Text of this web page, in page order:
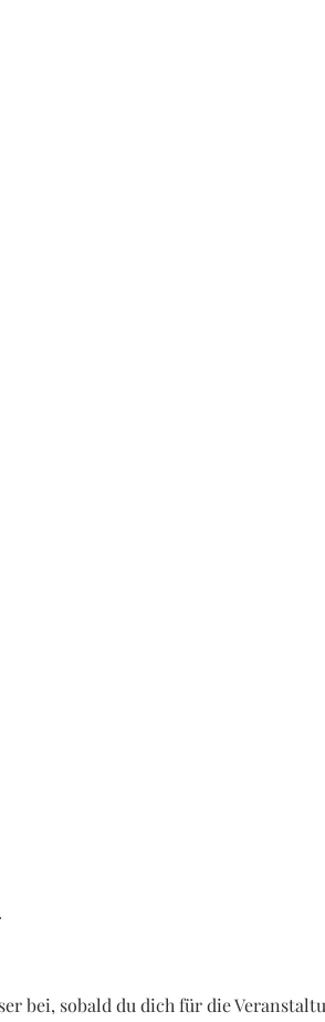
bei, sobald du dich für die